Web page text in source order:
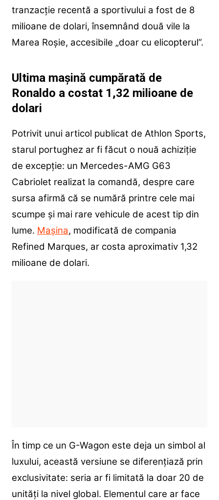
tranzacție recentă a sportivului a fost de 8
milioane de dolari, însemnând două vile la
Marea Roșie, accesibile „doar cu elicopterul”.
Ultima mașină cumpărată de
Ronaldo a costat 1,32 milioane de
dolari
Potrivit unui articol publicat de Athlon Sports,
starul portughez ar fi făcut o nouă achiziție
de excepție: un Mercedes-AMG G63
Cabriolet realizat la comandă, despre care
sursa afirmă că se numără printre cele mai
scumpe și mai rare vehicule de acest tip din
lume. Mașina, modificată de compania
Refined Marques, ar costa aproximativ 1,32
milioane de dolari.
În timp ce un G-Wagon este deja un simbol al
luxului, această versiune se diferențiază prin
exclusivitate: seria ar fi limitată la doar 20 de
unități la nivel global. Elementul care ar face